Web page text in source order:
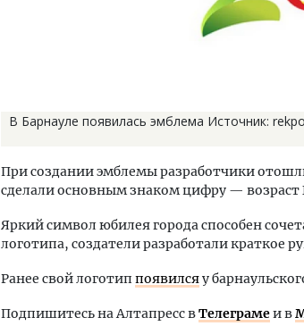
В Барнауле появилась эмблема Источник:
При создании эмблемы разработчики
сделали основным знаком цифру — возраст
Яркий символ юбилея города способен
логотипа, создатели разработали краткое
Ранее свой логотип появилсяу
Подпишитесь на Алтапресс вТелеграмеи в